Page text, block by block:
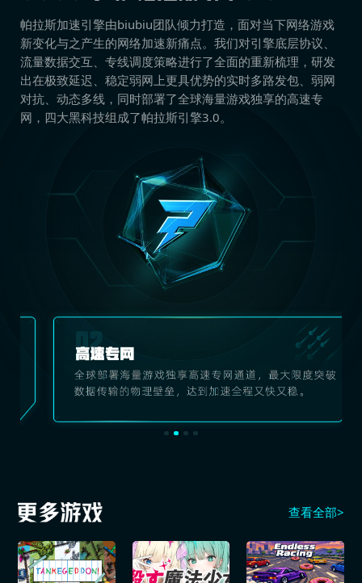
帕拉斯加速引擎由biubiu团队倾力打造，面对当下网络游戏
新变化与之产生的网络加速新痛点。我们对引擎底层协议、
流量数据交互、专线调度策略进行了全面的重新梳理，研发
出在极致延迟、稳定弱网上更具优势的实时多路发包、弱网
对抗、动态多线，同时部署了全球海量游戏独享的高速专
网，四大黑科技组成了帕拉斯引擎3.0。
查看全部>